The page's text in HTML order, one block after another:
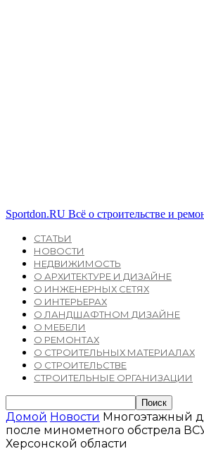
Sportdon.RU Всё о строительстве и
СТАТЬИ
НОВОСТИ
НЕДВИЖИМОСТЬ
О АРХИТЕКТУРЕ И ДИЗАЙНЕ
О ИНЖЕНЕРНЫХ СЕТЯХ
О ИНТЕРЬЕРАХ
О ЛАНДШАФТНОМ ДИЗАЙНЕ
О МЕБЕЛИ
О РЕМОНТАХ
О СТРОИТЕЛЬНЫХ МАТЕРИАЛАХ
О СТРОИТЕЛЬСТВЕ
СТРОИТЕЛЬНЫЕ ОРГАНИЗАЦИИ
Домой Новости Многоэтажный
после минометного обстрела
Херсонской области